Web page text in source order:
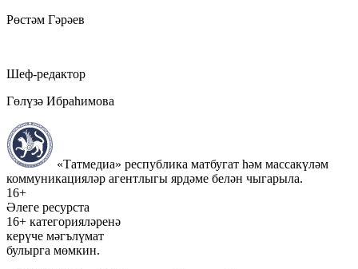
Рөстәм Гәрәев
Шеф-редактор
Гөлүзә Ибраһимова
«Татмедиа» республика матбугат һәм массакүләм
коммуникацияләр агентлыгы ярдәме белән чыгарыла.
16+
Әлеге ресурста
16+ категорияләренә
керүче мәгълүмат
булырга мөмкин.